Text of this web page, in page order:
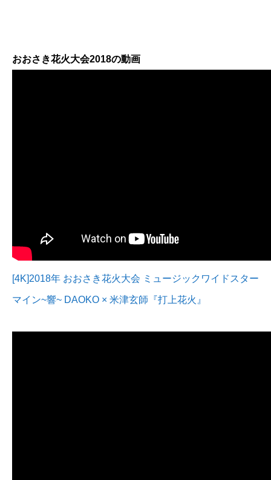
おおさき花火大会2018の動画
[4K]2018年 おおさき花火大会 ミュージックワイドスター
マイン~響~ DAOKO × 米津玄師『打上花火』